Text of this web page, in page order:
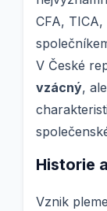
CFA,
V České
vzácný,
Historie
Vznik